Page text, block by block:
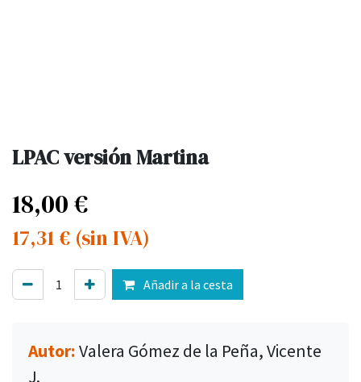
LPAC versión Martina
18,00€
17,31€ (sin IVA)
Añadir a la cesta
Autor:Valera Gómez de la Peña, Vicente
J.